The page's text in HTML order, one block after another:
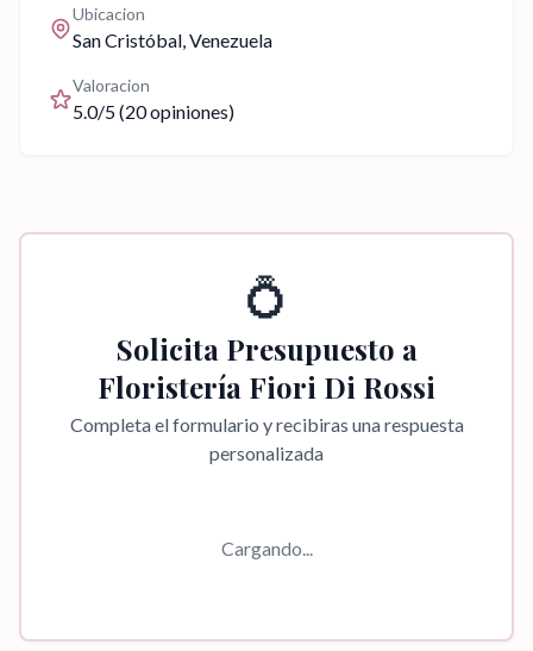
Ubicacion
San Cristóbal, Venezuela
Valoracion
5.0/5 (20opiniones)
💍
Solicita Presupuesto a
Floristería Fiori Di Rossi
Completa el formulario y recibiras una respuesta
personalizada
Cargando...